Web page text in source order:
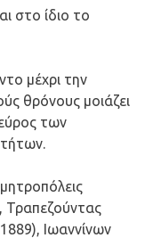
στο ίδιο το
μέχρι την
θρόνους μοιάζει
των
Τραπεζούντας
Ιωαννίνων